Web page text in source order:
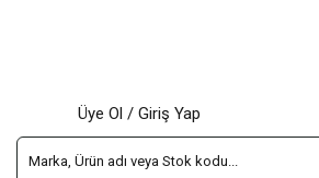
Üye Ol / Giriş Yap